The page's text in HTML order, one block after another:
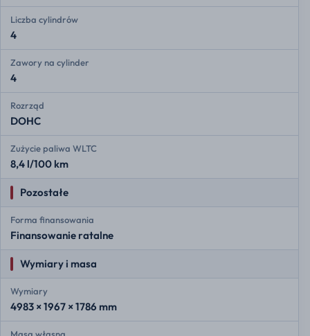
Liczba cylindrów
4
Zawory na cylinder
4
Rozrząd
DOHC
Zużycie paliwa WLTC
8,4 l/100 km
Pozostałe
Forma finansowania
Finansowanie ratalne
Wymiary i masa
Wymiary
4983 × 1967 × 1786 mm